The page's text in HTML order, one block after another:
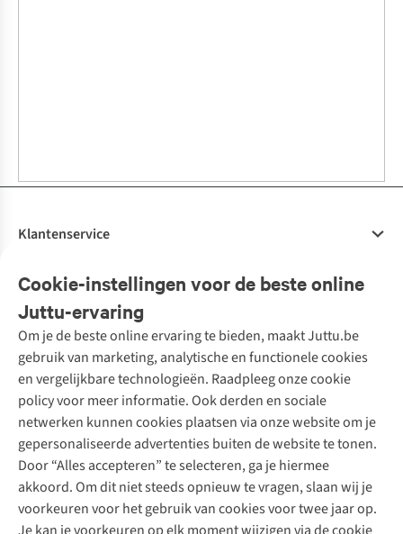
Cookie-instellingen voor de beste online
Juttu-ervaring
Om je de beste online ervaring te bieden, maakt Juttu.be
gebruik van marketing, analytische en functionele cookies
en vergelijkbare technologieën. Raadpleeg onze cookie
policy voor meer informatie. Ook derden en sociale
netwerken kunnen cookies plaatsen via onze website om je
gepersonaliseerde advertenties buiten de website te tonen.
Door “Alles accepteren” te selecteren, ga je hiermee
akkoord. Om dit niet steeds opnieuw te vragen, slaan wij je
voorkeuren voor het gebruik van cookies voor twee jaar op.
Klantenservice
Bestellen
Betalen
10% studentenkorting
Klarna - achteraf betalen
Levering
Retourneren
Bestelling herroepen
Garantie
Contact
Onze diensten
Tweedehands - ReJUsed
Kledingatelier
Personal shopping
Textielbox
Events / workshops
Juttu
Over ons
Juttu Friends
Inspiratie
Werken bij Juttu
Onze winkels
De wereld van Juttu
Verantwoord ondernemen
Merken
Nathalie Vleeschouwer
Selected dames
HKLiving
Dickies
Sessùn
Meld je aan voor de nieuwsbrief
Follow us